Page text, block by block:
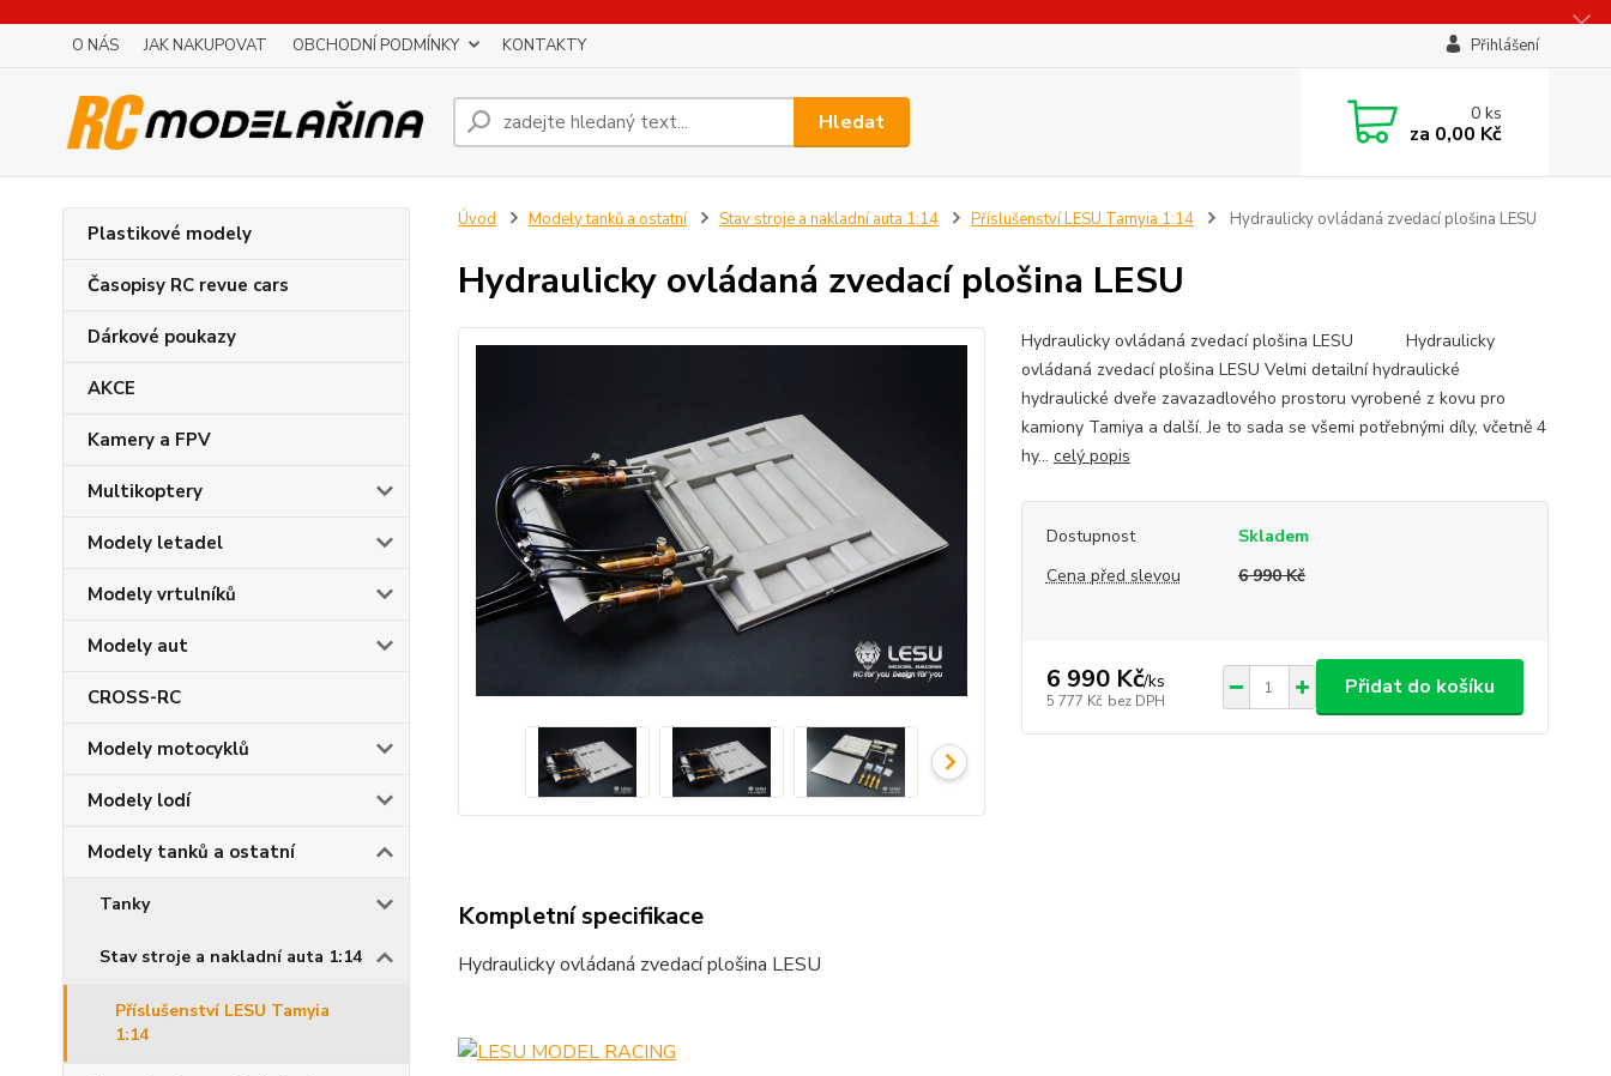
O NÁS JAK NAKUPOVAT OBCHODNÍ PODMÍNKY KONTAKTY Přihlášení
Hledat 0ks
za 0,00 Kč
Plastikové modely
Časopisy RC revue cars
Dárkové poukazy
AKCE
Kamery a FPV
Multikoptery
Modely letadel
Modely vrtulníků
Modely aut
CROSS-RC
Modely motocyklů
Modely lodí
Modely tanků a ostatní
Tanky
Stav stroje a nakladní auta 1:14
Příslušenství LESU Tamyia
1:14
Úvod Modely tanků a ostatní Stav stroje a nakladní auta 1:14 Příslušenství LESU Tamyia 1:14 Hydraulicky ovládaná zvedací plošina LESU
Hydraulicky ovládaná zvedací plošina LESU
Hydraulicky ovládaná zvedací plošina LESU Hydraulicky
ovládaná zvedací plošina LESU Velmi detailní hydraulické
hydraulické dveře zavazadlového prostoru vyrobené z kovu pro
kamiony Tamiya a další. Je to sada se všemi potřebnými díly, včetně 4
hy... celý popis
Dostupnost
Skladem
Cena před slevou
6 990 Kč
6 990 Kč/ks
5 777 Kč bez DPH
Přidat do košíku
Kompletní specifikace
Hydraulicky ovládaná zvedací plošina LESU